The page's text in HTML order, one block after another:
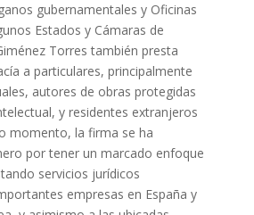
gubernamentales y Oficinas
Estados y Cámaras de
Torres también presta
a particulares, principalmente
autores de obras protegidas
y residentes extranjeros
momento, la firma se ha
por tener un marcado enfoque
servicios jurídicos
empresas en España y